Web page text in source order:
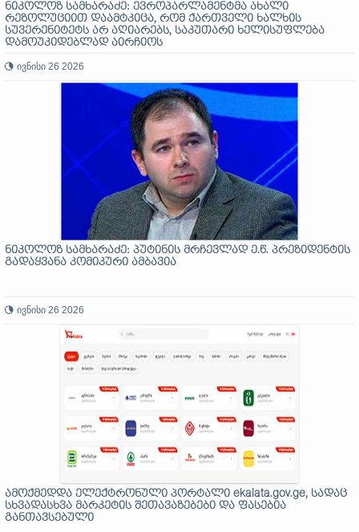
ნიკოლოზ სამხარაძე: ევროპარლამენტმა ახალი
რეზოლუციით დაამტკიცა, რომ ქართველი ხალხის
სუვერენიტეტს არ აღიარებს, საკუთარი ხელისუფლება
დამოუკიდებლად აირჩიოს
ივნისი 26 2026
ნიკოლოზ სამხარაძე: პუტინის მრჩევლად ე.წ. პრეზიდენტის
გადაყვანა კომიკური ამბავია
ივნისი 26 2026
ამოქმედდა ელექტრონული პორტალი ekalata.gov.ge, სადაც
სხვადასხვა მარკეტის შეთავაზებები და ფასებია
განთავსებული